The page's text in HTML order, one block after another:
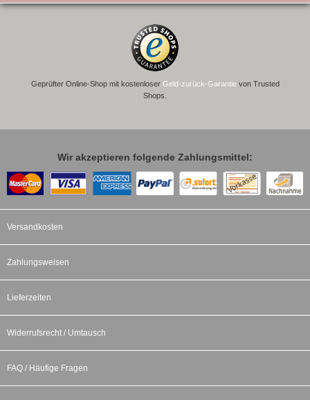
Geprüfter Online-Shop mit kostenloser Geld-zurück-Garantievon Trusted
Shops.
Wir akzeptieren folgende Zahlungsmittel:
Versandkosten
Zahlungsweisen
Lieferzeiten
Widerrufsrecht / Umtausch
FAQ / Häufige Fragen